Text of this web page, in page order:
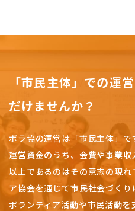
「市民主体」での運
だけませんか？
ボラ協の運営は「市民主体」で
運営資金のうち、会費や事業収
以上であるのはその意志の現れ
ア協会を通じて市民社会づくり
ボランティア活動や市民活動